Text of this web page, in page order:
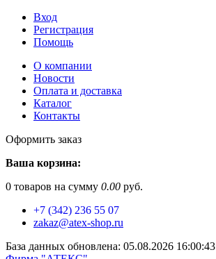
Вход
Регистрация
Помощь
О компании
Новости
Оплата и доставка
Каталог
Контакты
Оформить заказ
Ваша корзина:
0 товаров на сумму 0.00 руб.
+7 (342) 236 55 07
zakaz@atex-shop.ru
База данных обновлена: 05.08.2026 16:00:43